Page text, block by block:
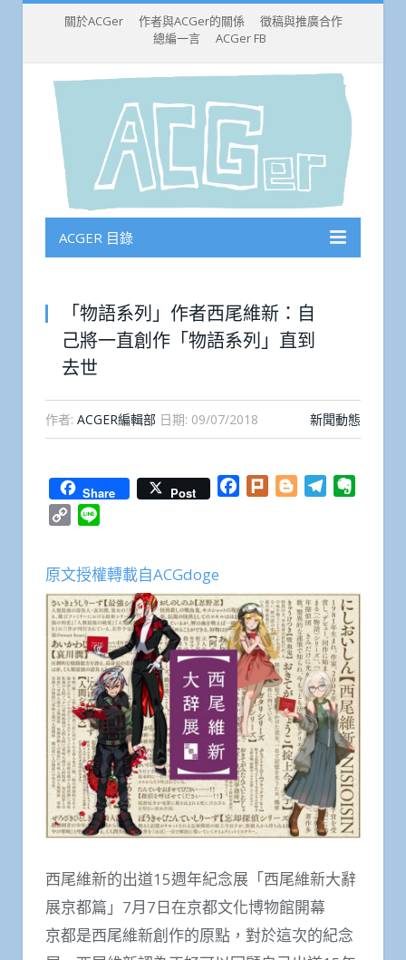
關於ACGer 作者與ACGer的關係
徵稿與推廣合作
總編一言
ACGer FB
ACGER 目錄
「物語系列」作者西尾維新：自
己將一直創作「物語系列」直到
去世
作者: ACGER編輯部 日期: 09/07/2018 新聞動態
Share Post Facebook
Plurk BloggerTelegram
Copy
原文授權轉載自ACGdoge
西尾維新的出道15週年紀念展「西尾維新大辭
展京都篇」7月7日在京都文化博物館開幕
京都是西尾維新創作的原點，對於這次的紀念